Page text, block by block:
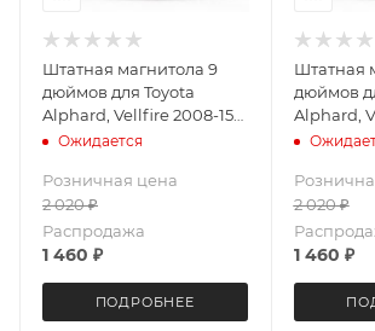
Штатная магнитола 9
дюймов для Toyota
Alphard, Vellfire 2008-15
Teyes CC3 4026-5602 2K
Ожидается
Розничная цена
2 020₽
Распродажа
1 460 ₽
ПОДРОБНЕЕ
Штатная
дюймов
Alphard,
Teyes CC3
2 020₽
1 460 ₽